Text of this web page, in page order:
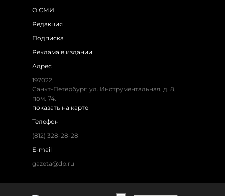
О СМИ
Редакция
Подписка
Реклама в издании
Адрес
197022,
Санкт-Петербург, ул. Инструментальная, д. 8,
пом. 74.
показать на карте
Телефон
(812) 328-28-28
E-mail
gazeta@dp.ru